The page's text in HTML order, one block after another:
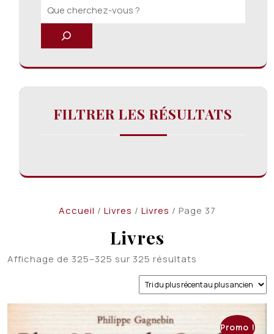
Accueil / Livres / Livres / Page 37
Livres
Affichage de 325–325 sur 325 résultats
plus
Promo !
FILTRER LES RÉSULTATS